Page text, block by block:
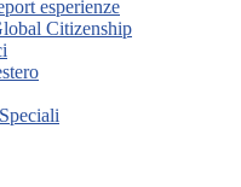
esperienze
Citizenship